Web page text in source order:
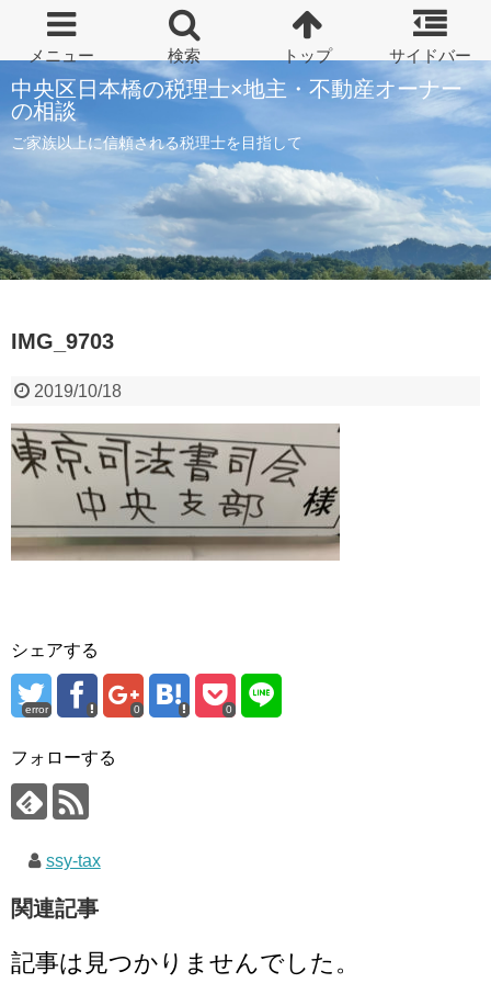
中央区日本橋の税理士×地主・不動産オーナー
の相談
ご家族以上に信頼される税理士を目指して
IMG_9703
2019/10/18
シェアする
error 0 0
フォローする
ssy-tax
関連記事
記事は見つかりませんでした。